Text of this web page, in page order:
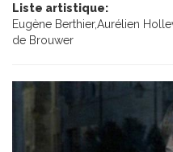
Liste artistique:
Eugène Berthier,Aurélien
de Brouwer